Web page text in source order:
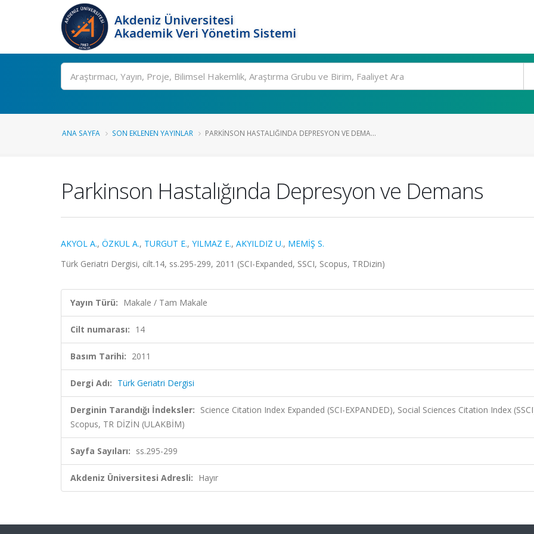
Akdeniz Üniversitesi
Akademik Veri Yönetim Sistemi
Ara
ANA SAYFA SON EKLENEN YAYINLAR PARKINSON HASTALIĞINDA DEPRESYON VE DEMA...
Parkinson Hastalığında Depresyon ve Demans
AKYOL A., ÖZKUL A., TURGUT E., YILMAZ E., AKYILDIZ U., MEMİŞ S.
Türk Geriatri Dergisi, cilt.14, ss.295-299, 2011 (SCI-Expanded, SSCI, Scopus, TRDizin)
Yayın Türü: Makale / Tam Makale
Cilt numarası: 14
Basım Tarihi: 2011
Dergi Adı: Türk Geriatri Dergisi
Derginin Tarandığı İndeksler: Science Citation Index Expanded (SCI-EXPANDED), Social Sciences Citation Index
Scopus, TR DİZİN (ULAKBİM)
Sayfa Sayıları: ss.295-299
Akdeniz Üniversitesi Adresli: Hayır